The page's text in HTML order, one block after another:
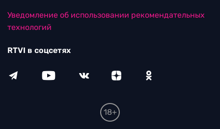
Уведомление об использовании рекомендательных
технологий
RTVI в соцсетях
18+